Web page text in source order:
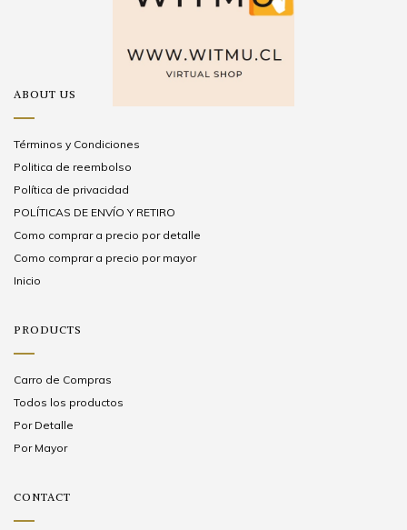
ABOUT US
Términos y Condiciones
Politica de reembolso
Política de privacidad
POLÍTICAS DE ENVÍO Y RETIRO
Como comprar a precio por detalle
Como comprar a precio por mayor
Inicio
PRODUCTS
Carro de Compras
Todos los productos
Por Detalle
Por Mayor
CONTACT